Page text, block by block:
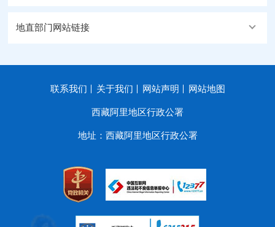
地直部门网站链接
联系我们 关于我们 网站声明 网站地图
西藏阿里地区行政公署
地址：西藏阿里地区行政公署